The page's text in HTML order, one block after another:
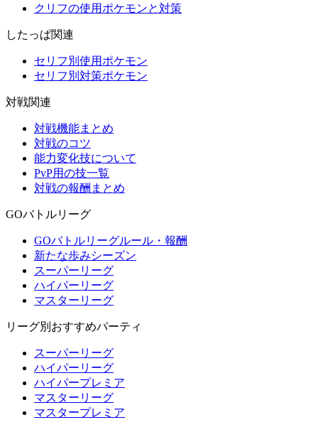
クリフの使用ポケモンと対策
したっぱ関連
セリフ別使用ポケモン
セリフ別対策ポケモン
対戦関連
対戦機能まとめ
対戦のコツ
能力変化技について
PvP用の技一覧
対戦の報酬まとめ
GOバトルリーグ
GOバトルリーグルール・報酬
新たな歩みシーズン
スーパーリーグ
ハイパーリーグ
マスターリーグ
リーグ別おすすめパーティ
スーパーリーグ
ハイパーリーグ
ハイパープレミア
マスターリーグ
マスタープレミア